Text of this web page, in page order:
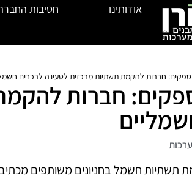
אודותינו חטיבות
חברות להקמת תשתיות מרכזית לטעינה לרכבים
חברות
תשתיות חשמל בחניונים משותפים